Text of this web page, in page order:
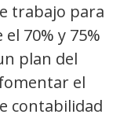
trabajo para
70% y 75%
plan del
el
contabilidad